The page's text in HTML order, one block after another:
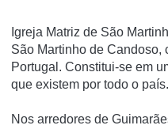
Igreja Matriz de São
São Martinho de Candoso,
Portugal. Constitui-se em
que existem por todo o paí­s.
Nos arredores de